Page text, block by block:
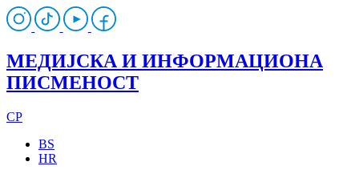
МЕДИЈСКА И ИНФОРМАЦИОНА
ПИСМЕНОСТ
CP
BS
HR